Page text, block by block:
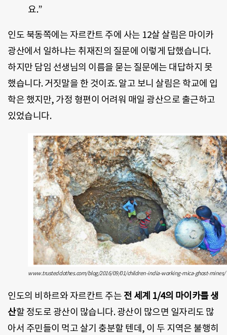
요.”
인도 북동쪽에는 자르칸트 주에 사는 12살 살림은 마이카
광산에서 일하냐는 취재진의 질문에 이렇게 답했습니다.
하지만 담임 선생님의 이름을 묻는 질문에는 대답하지 못
했습니다. 거짓말을 한 것이죠. 알고 보니 살림은 학교에 입
학은 했지만, 가정 형편이 어려워 매일 광산으로 출근하고
있었습니다.
www.trustedclothes.com/blog/2016/09/01/children-india-working-mica-ghost-mines/
인도의 비하르와 자르칸트 주는 전 세계 1/4의 마이카를 생
산할 정도로 광산이 많습니다. 광산이 많으면 일자리도 많
아서 주민들이 먹고 살기 충분할 텐데, 이 두 지역은 불행히